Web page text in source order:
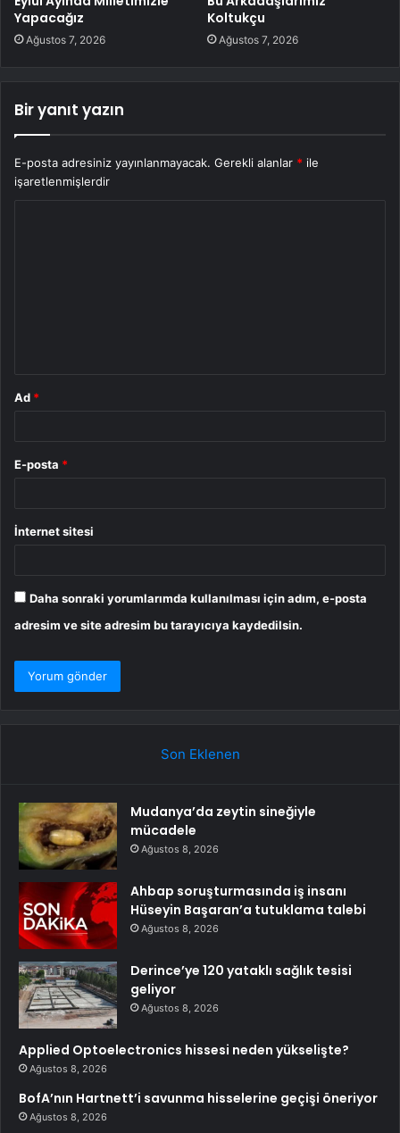
Yapacağız
Ağustos 7, 2026
Koltukçu
Ağustos 7, 2026
Bir yanıt yazın
E-posta adresiniz yayınlanmayacak. Gerekli alanlar * ile
işaretlenmişlerdir
Ad *
E-posta *
İnternet sitesi
Daha sonraki yorumlarımda kullanılması için adım, e-posta
adresim ve site adresim bu tarayıcıya kaydedilsin.
Son Eklenen
Mudanya’da zeytin sineğiyle
mücadele
Ağustos 8, 2026
Ahbap soruşturmasında iş insanı
Hüseyin Başaran’a tutuklama talebi
Ağustos 8, 2026
Derince’ye 120 yataklı sağlık tesisi
geliyor
Ağustos 8, 2026
Applied Optoelectronics hissesi neden yükselişte?
Ağustos 8, 2026
BofA’nın Hartnett’i savunma hisselerine geçişi öneriyor
Ağustos 8, 2026